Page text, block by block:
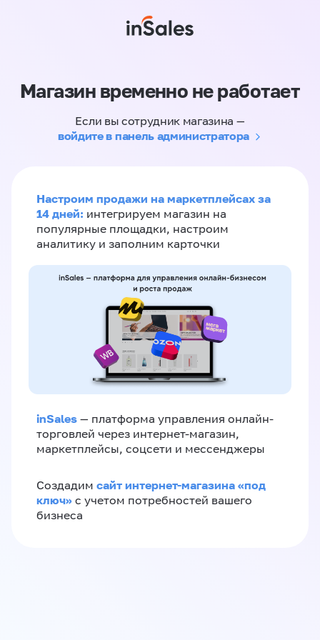
Магазин временно не работает
Если вы сотрудник магазина —
войдите в панель администратора
Настроим продажи на маркетплейсах за
14 дней: интегрируем магазин на
популярные площадки, настроим
аналитику и заполним карточки
inSales — платформа управления онлайн-
торговлей через интернет-магазин,
маркетплейсы, соцсети и мессенджеры
Создадим сайт интернет-магазина «под
ключ» с учетом потребностей вашего
бизнеса